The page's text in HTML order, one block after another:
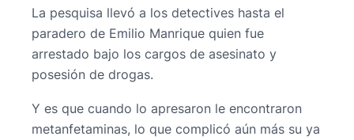
La pesquisa llevó a los detectives hasta el
paradero de Emilio Manrique quien fue
arrestado bajo los cargos de asesinato y
posesión de drogas.
Y es que cuando lo apresaron le encontraron
metanfetaminas, lo que complicó aún más su ya